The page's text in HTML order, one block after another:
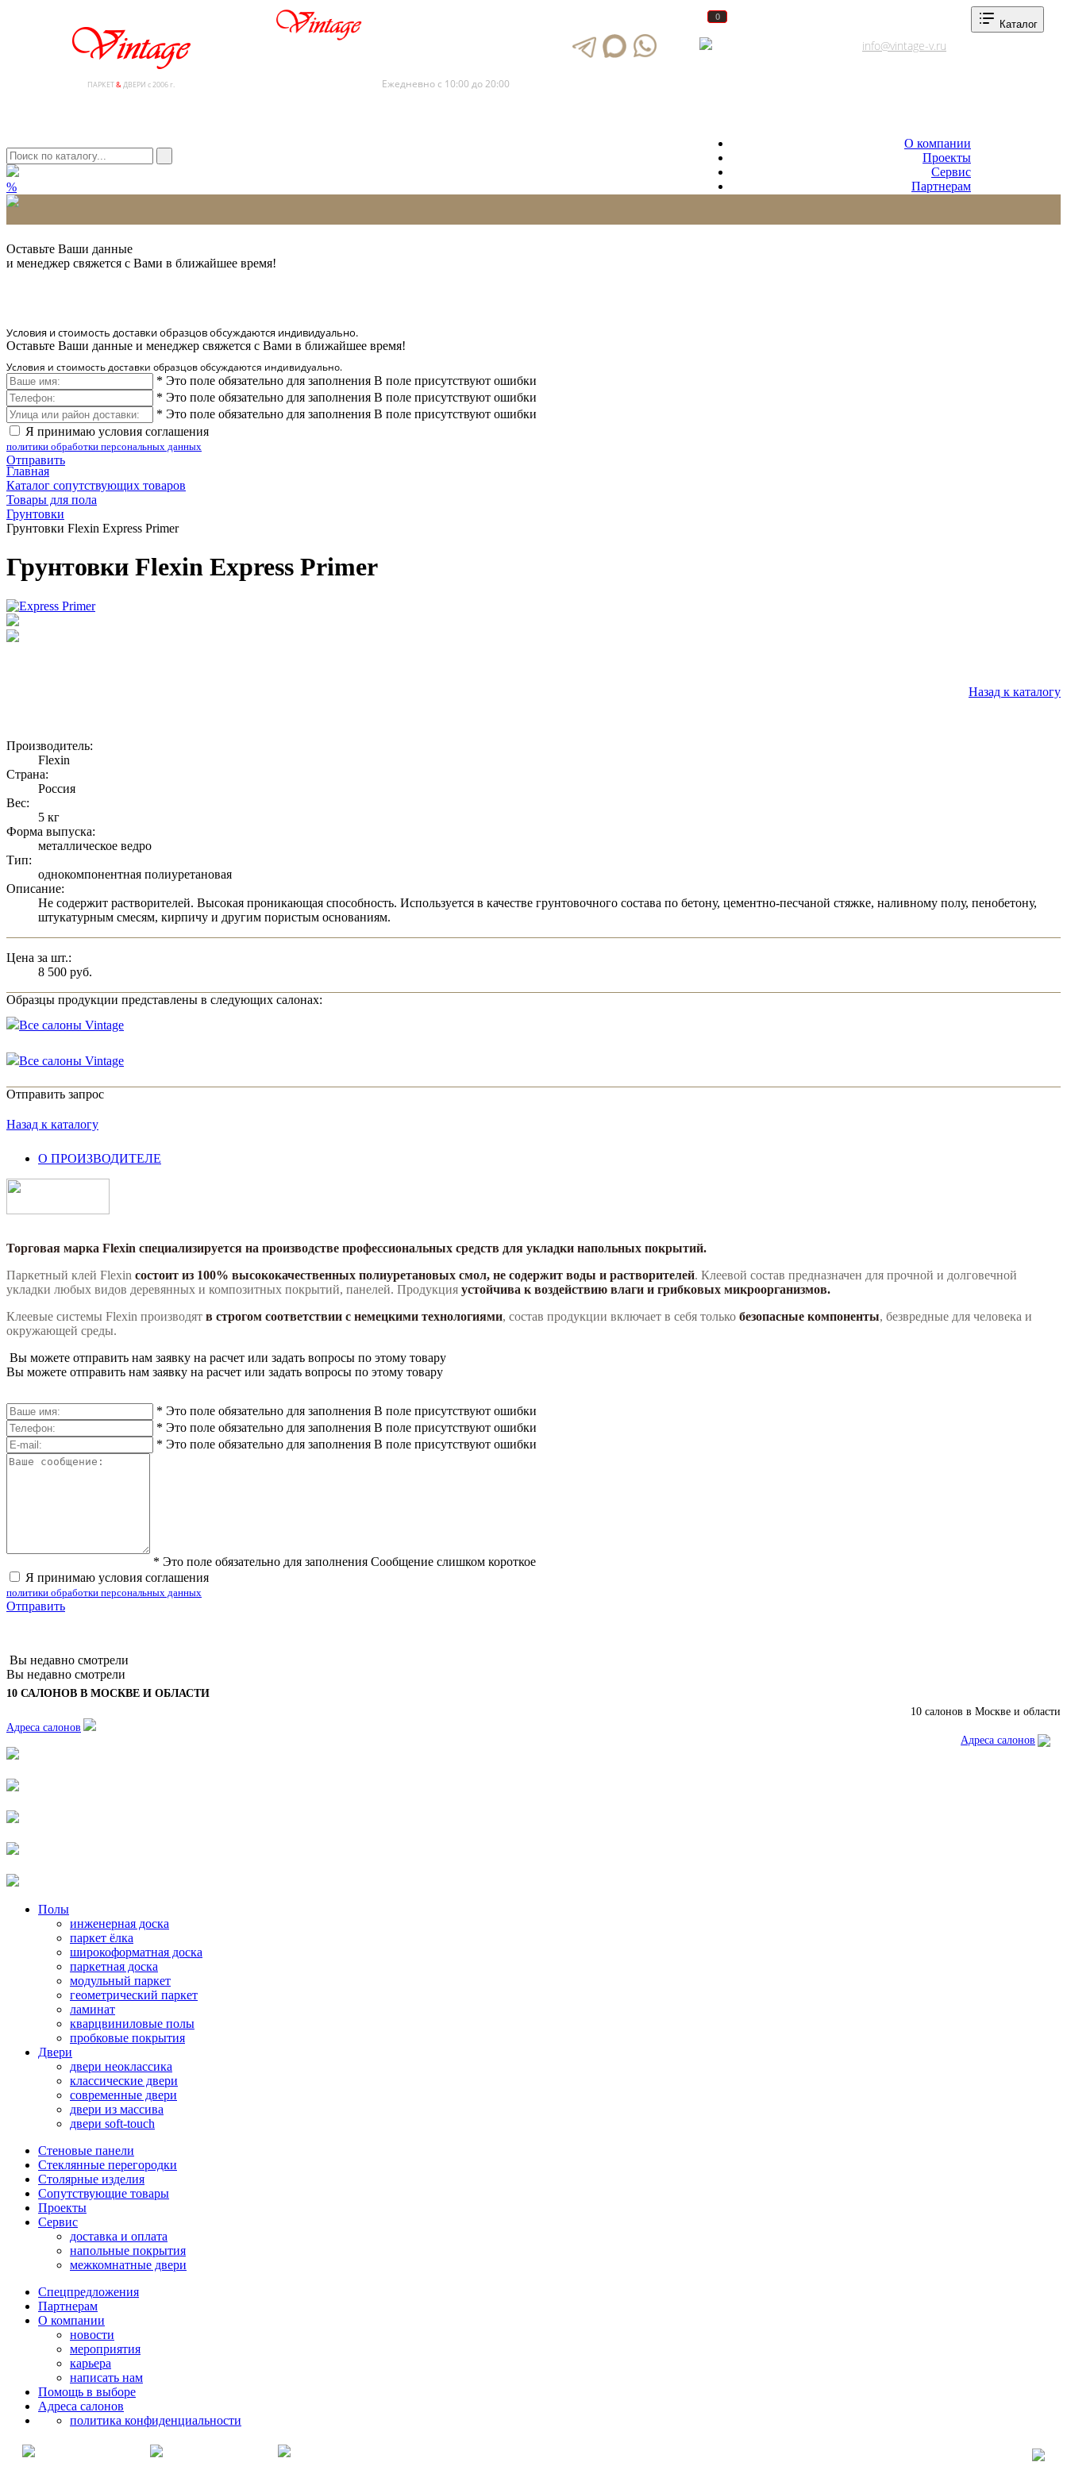
ПАРКЕТ&ДВЕРИ с 2006 г. Ежедневно с 10:00 до 20:00
info@vintage-v.ru
0
0
О компании
Проекты
Сервис
Партнерам
Каталог
%
Оставьте Ваши данные
и менеджер свяжется с Вами в ближайшее время!
Условия и стоимость доставки образцов обсуждаются индивидуально.
Оставьте Ваши данные и менеджер свяжется с Вами в ближайшее время!
Условия и стоимость доставки образцов обсуждаются индивидуально.
* Это поле обязательно для заполнения В поле присутствуют ошибки
* Это поле обязательно для заполнения В поле присутствуют ошибки
* Это поле обязательно для заполнения В поле присутствуют ошибки
Я принимаю условия соглашения
политики обработки персональных данных
Отправить
Главная
Каталог сопутствующих товаров
Товары для пола
Грунтовки
Грунтовки Flexin Express Primer
Грунтовки Flexin Express Primer
Назад к каталогу
Производитель:
Flexin
Страна:
Россия
Вес:
5 кг
Форма выпуска:
металлическое ведро
Тип:
однокомпонентная полиуретановая
Описание:
Не содержит растворителей. Высокая проникающая способность. Используется в качестве грунтовочного состава по бетону, цементно-песчаной стяжке, наливному полу, пенобетону,
штукатурным смесям, кирпичу и другим пористым основаниям.
Цена за шт.:
8 500 руб.
Образцы продукции представлены в следующих салонах:
Все салоны Vintage
Все салоны Vintage
Отправить запрос
Назад к каталогу
О ПРОИЗВОДИТЕЛЕ
Торговая марка Flexin специализируется на производстве профессиональных средств для укладки напольных покрытий.
Паркетный клей Flexin состоит из 100% высококачественных полиуретановых смол, не содержит воды и растворителей. Клеевой состав предназначен для прочной и долговечной
укладки любых видов деревянных и композитных покрытий, панелей. Продукция устойчива к воздействию влаги и грибковых микроорганизмов.
Клеевые системы Flexin производят в строгом соответствии с немецкими технологиями, состав продукции включает в себя только безопасные компоненты, безвредные для человека и
окружающей среды.
Вы можете отправить нам заявку на расчет или задать вопросы по этому товару
Вы можете отправить нам заявку на расчет или задать вопросы по этому товару
* Это поле обязательно для заполнения В поле присутствуют ошибки
* Это поле обязательно для заполнения В поле присутствуют ошибки
* Это поле обязательно для заполнения В поле присутствуют ошибки
* Это поле обязательно для заполнения Сообщение слишком короткое
Я принимаю условия соглашения
политики обработки персональных данных
Отправить
Вы недавно смотрели
Вы недавно смотрели
10 САЛОНОВ В МОСКВЕ И ОБЛАСТИ
10 салонов в Москве и области
Адреса салонов
Адреса салонов
Полы
инженерная доска
паркет ёлка
широкоформатная доска
паркетная доска
модульный паркет
геометрический паркет
ламинат
кварцвиниловые полы
пробковые покрытия
Двери
двери неоклассика
классические двери
современные двери
двери из массива
двери soft-touch
Стеновые панели
Стеклянные перегородки
Столярные изделия
Сопутствующие товары
Проекты
Сервис
доставка и оплата
напольные покрытия
межкомнатные двери
Спецпредложения
Партнерам
О компании
новости
мероприятия
карьера
написать нам
Помощь в выборе
Адреса салонов
политика конфиденциальности